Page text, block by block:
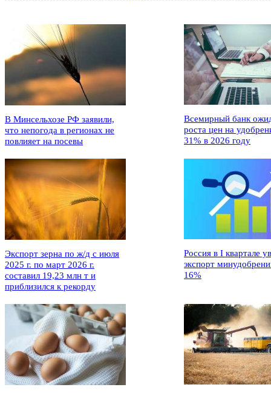
В Минсельхозе РФ заявили,
что непогода в регионах не
повлияет на посевы
Всемирный банк
роста цен на
31% в 2026 году
Экспорт зерна по ж/д с июля
2025 г. по март 2026 г.
составил 19,23 млн т и
приблизился к рекорду
Россия в I квартале
экспорт
16%